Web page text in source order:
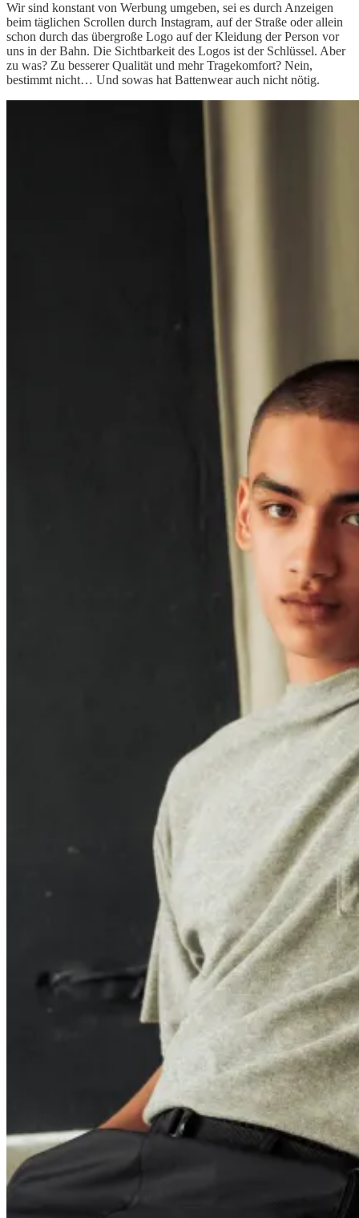
Wir sind konstant von Werbung umgeben, sei es durch Anzeigen
beim täglichen Scrollen durch Instagram, auf der Straße oder allein
schon durch das übergroße Logo auf der Kleidung der Person vor
uns in der Bahn. Die Sichtbarkeit des Logos ist der Schlüssel. Aber
zu was? Zu besserer Qualität und mehr Tragekomfort? Nein,
bestimmt nicht… Und sowas hat Battenwear auch nicht nötig.